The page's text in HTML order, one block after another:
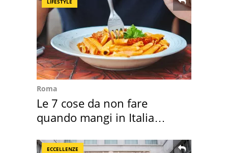
LIFESTYLE
Roma
Le 7 cose da non fare
quando mangi in Italia
ECCELLENZE